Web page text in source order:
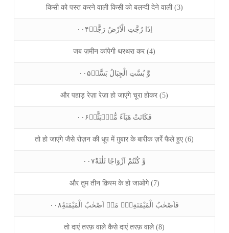
किसी को पस्त करने वाली किसी को बलन्दी देने वाली (3)
اِذَا رُجَّتِ الْاَرْضُ رَجًّاۙ۰۰۴
जब ज़मीन कांपेगी थरथरा कर (4)
وَّ بُسَّتِ الْجِبَالُ بَسًّاۙ۰۰۵
और पहाड़ रेज़ा रेज़ा हो जाएंगे चूरा होकर (5)
فَكَانَتْ هَبَآءً مُّنْۢبَثًّاۙ۰۰۶
तो हो जाएंगे जैसे रोज़न की धूप में ग़ुबार के बारीक ज़र्रे फैले हुए (6)
وَّ كُنْتُمْ اَزْوَاجًا ثَلٰثَةًؕ۰۰۷
और तुम तीन क़िस्म के हो जाओगे (7)
فَاَصْحٰبُ الْمَيْمَنَةِ١ۙ۬ مَاۤ اَصْحٰبُ الْمَيْمَنَةِؕ۰۰۸
तो दाएं तरफ़ वाले कैसे दाएं तरफ़ वाले (8)